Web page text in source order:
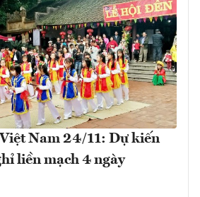
Nam 24/11: Dự kiến
liền mạch 4 ngày